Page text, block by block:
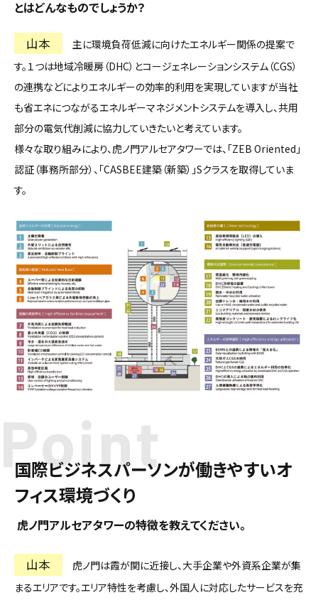
とはどんなものでしょうか？
山本
主に環境負荷低減に向けたエネルギー関係の提案で
す。１つは地域冷暖房（DHC）とコージェネレーションシステム（CGS）
の連携などによりエネルギーの効率的利用を実現していますが当社
も省エネにつながるエネルギーマネジメントシステムを導入し、共用
部分の電気代削減に協力していきたいと考えています。
様々な取り組みにより、虎ノ門アルセアタワーでは、「ZEB Oriented」
認証（事務所部分）、「CASBEE建築（新築）」Sクラスを取得していま
す。
Point
国際ビジネスパーソンが働きやすいオ
フィス環境づくり
―― 虎ノ門アルセアタワーの特徴を教えてください。
山本
虎ノ門は霞が関に近接し、大手企業や外資系企業が集
まるエリアです。エリア特性を考慮し、外国人に対応したサービスを充